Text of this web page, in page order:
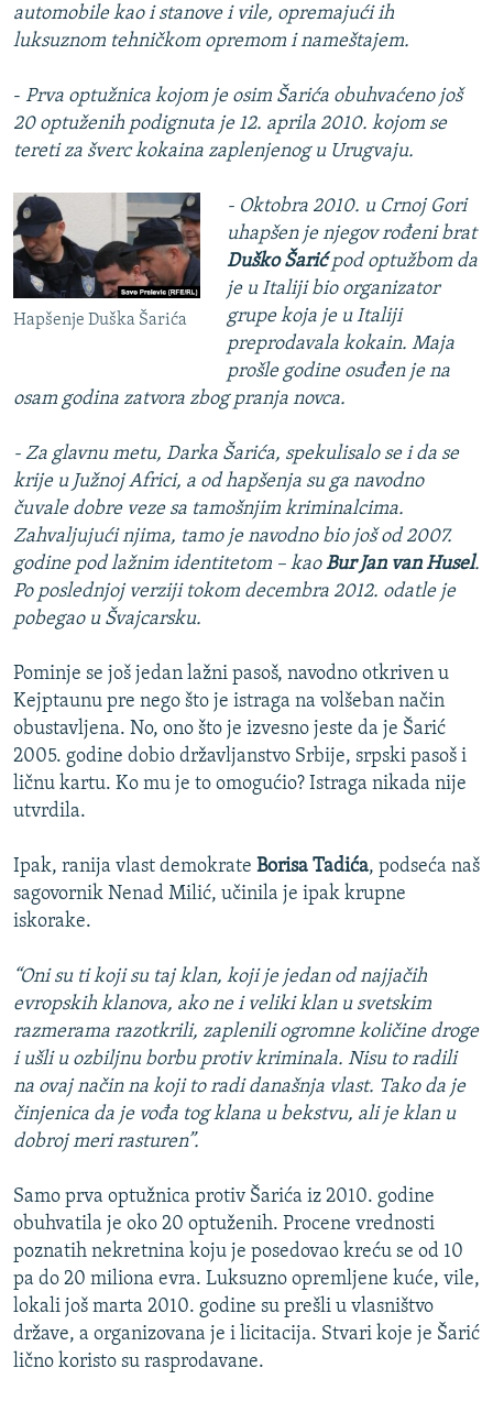
automobile kao i stanove i vile, opremajući ih
luksuznom tehničkom opremom i nameštajem.
- Prva optužnica kojom je osim Šarića obuhvaćeno još
20 optuženih podignuta je 12. aprila 2010. kojom se
tereti za šverc kokaina zaplenjenog u Urugvaju.
Hapšenje Duška Šarića
- Oktobra 2010. u Crnoj Gori
uhapšen je njegov rođeni brat
Duško Šarićpod optužbom da
je u Italiji bio organizator
grupe koja je u Italiji
preprodavala kokain. Maja
prošle godine osuđen je na
osam godina zatvora zbog pranja novca.
- Za glavnu metu, Darka Šarića, spekulisalo se i da se
krije u Južnoj Africi, a od hapšenja su ga navodno
čuvale dobre veze sa tamošnjim kriminalcima.
Zahvaljujući njima, tamo je navodno bio još od 2007.
godine pod lažnim identitetom – kaoBur Jan van Husel.
Po poslednjoj verziji tokom decembra 2012. odatle je
pobegao u Švajcarsku.
Pominje se još jedan lažni pasoš, navodno otkriven u
Kejptaunu pre nego što je istraga na volšeban način
obustavljena. No, ono što je izvesno jeste da je Šarić
2005. godine dobio državljanstvo Srbije, srpski pasoš i
ličnu kartu. Ko mu je to omogućio? Istraga nikada nije
utvrdila.
Ipak, ranija vlast demokrate Borisa Tadića, podseća naš
sagovornik Nenad Milić, učinila je ipak krupne
iskorake.
“Oni su ti koji su taj klan, koji je jedan od najjačih
evropskih klanova, ako ne i veliki klan u svetskim
razmerama razotkrili, zaplenili ogromne količine droge
i ušli u ozbiljnu borbu protiv kriminala. Nisu to radili
na ovaj način na koji to radi današnja vlast. Tako da je
činjenica da je vođa tog klana u bekstvu, ali je klan u
dobroj meri rasturen”.
Samo prva optužnica protiv Šarića iz 2010. godine
obuhvatila je oko 20 optuženih. Procene vrednosti
poznatih nekretnina koju je posedovao kreću se od 10
pa do 20 miliona evra. Luksuzno opremljene kuće, vile,
lokali još marta 2010. godine su prešli u vlasništvo
države, a organizovana je i licitacija. Stvari koje je Šarić
lično koristo su rasprodavane.